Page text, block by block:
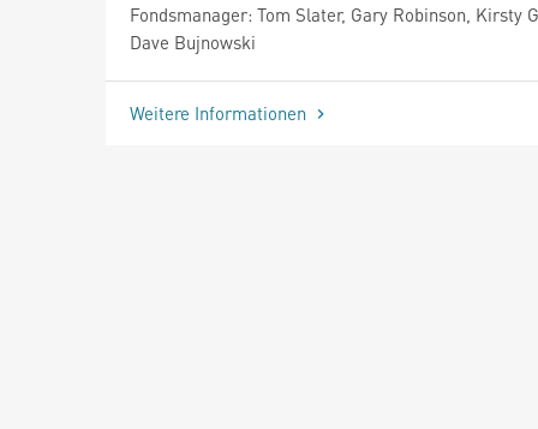
Fondsmanager: Tom Slater, Gary Robinson, Kirsty
Dave Bujnowski
Weitere Informationen